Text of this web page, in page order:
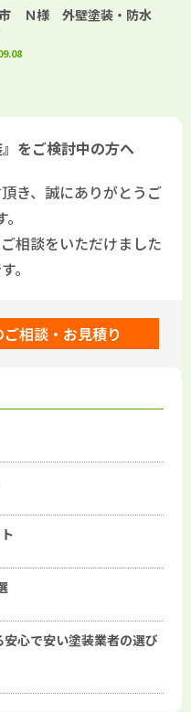
Ｎ様 外壁塗装・防水
をご検討中の方へ
き、誠にありがとうご
相談をいただけました
。
相談・お見積り
安心で安い塗装業者の選び